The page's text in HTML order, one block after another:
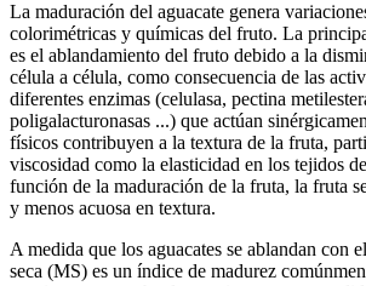
La maduración del aguacate genera
colorimétricas y químicas del fruto. La
es el ablandamiento del fruto debido a la
célula a célula, como consecuencia de las
diferentes enzimas (celulasa, pectina
poligalacturonasas ...) que actúan
físicos contribuyen a la textura de la fruta,
viscosidad como la elasticidad en los tejidos
función de la maduración de la fruta, la fruta
y menos acuosa en textura.
A medida que los aguacates se ablandan con
seca (MS) es un índice de madurez